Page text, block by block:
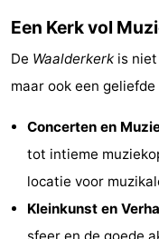
Vakantiehuizen
-
Hoogelandt
Beach
Een Kerk vol
De Waalderkerk is
maar ook een
Concerten en
tot intieme
locatie voor
Kleinkunst en